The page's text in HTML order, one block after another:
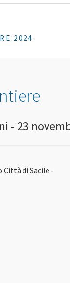
2024
- 23
di Sacile -